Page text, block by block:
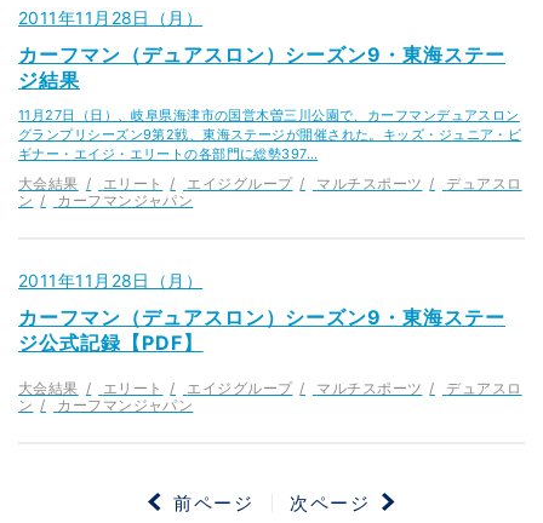
2011年11月28日（月）
カーフマン（デュアスロン）シーズン9・東海ステー
ジ結果
11月27日（日）、岐阜県海津市の国営木曽三川公園で、カーフマンデュアスロン
グランプリシーズン9第2戦、東海ステージが開催された。キッズ・ジュニア・ビ
ギナー・エイジ・エリートの各部門に総勢397…
大会結果 エリート エイジグループ マルチスポーツ
デュアスロ
ン
カーフマンジャパン
2011年11月28日（月）
カーフマン（デュアスロン）シーズン9・東海ステー
ジ公式記録【PDF】
大会結果 エリート エイジグループ マルチスポーツ
デュアスロ
ン
カーフマンジャパン
前ページ 次ページ